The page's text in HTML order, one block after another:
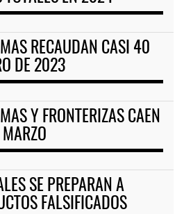
RECAUDAN CASI 40
DE 2023
Y FRONTERIZAS CAEN
SE PREPARAN A
FALSIFICADOS